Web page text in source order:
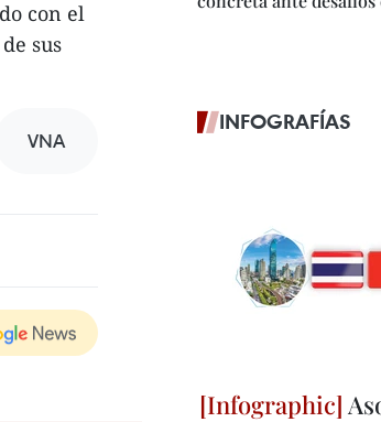
con el
sus
VNA
INFOGRAFÍAS